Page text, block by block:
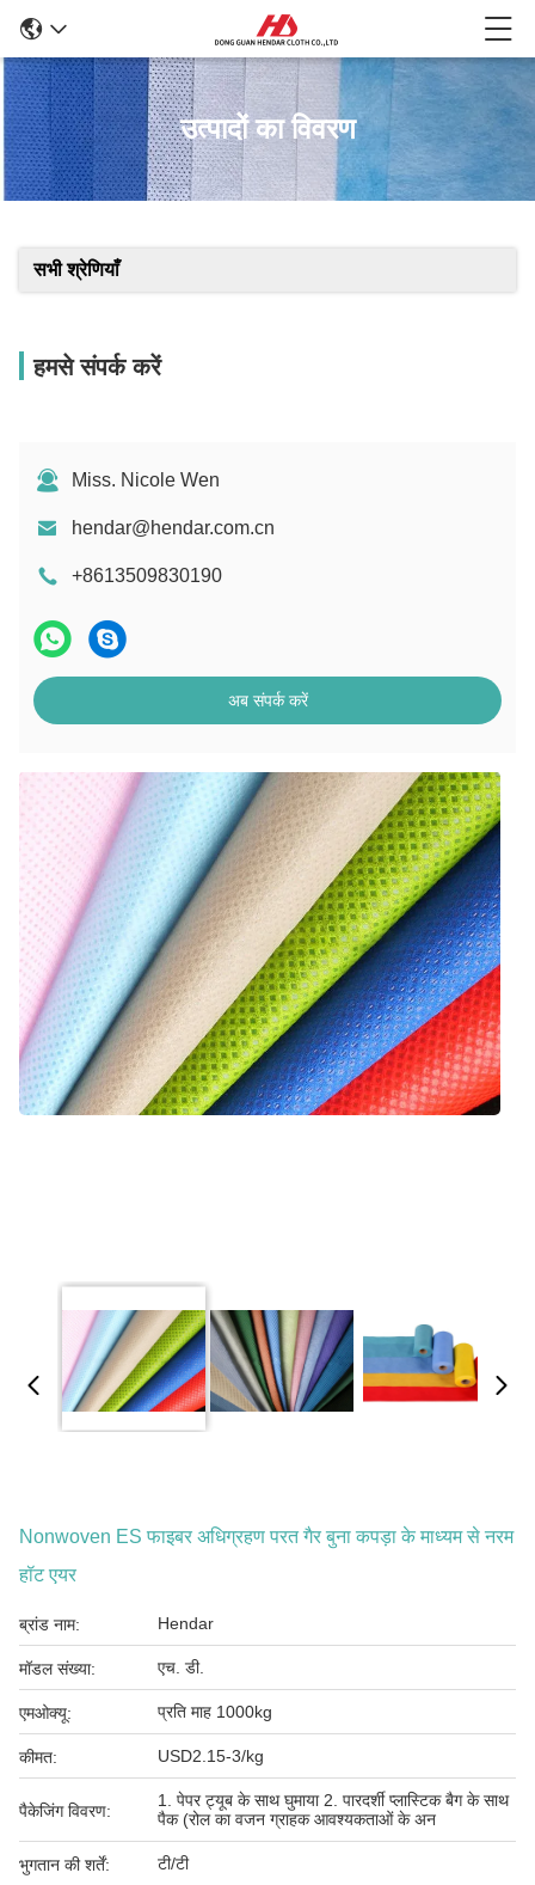
उत्पादों का विवरण
सभी श्रेणियाँ
हमसे संपर्क करें
Miss. Nicole Wen
hendar@hendar.com.cn
+8613509830190
अब संपर्क करें
Nonwoven ES फाइबर अधिग्रहण परत गैर बुना कपड़ा के माध्यम से नरम
हॉट एयर
ब्रांड नाम: Hendar
मॉडल संख्या: एच. डी.
एमओक्यू: प्रति माह 1000kg
कीमत: USD2.15-3/kg
पैकेजिंग विवरण:
1. पेपर ट्यूब के साथ घुमाया 2. पारदर्शी प्लास्टिक बैग के साथ
पैक (रोल का वजन ग्राहक आवश्यकताओं के अन
भुगतान की शर्तें: टी/टी